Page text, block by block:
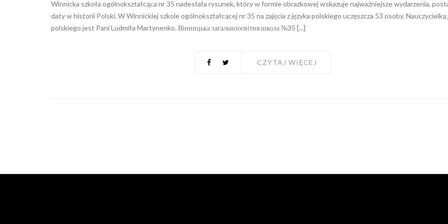
Winnicka szkoła ogólnokształcąca nr 35 nadesłała rysunek, który w formie obrazkowej wskazuje najważniejsze wydarzenia,
daty w historii Polski. W Winnickiej szkole ogólnokształcącej nr 35 na zajęcia z języka polskiego uczęszcza 53 osoby. Nauczycielką
polskiego jest Pani Ludmiła Martynenko. Вінницька загальноосвітня школа №35 [...]
CZYTAJ WIĘCEJ